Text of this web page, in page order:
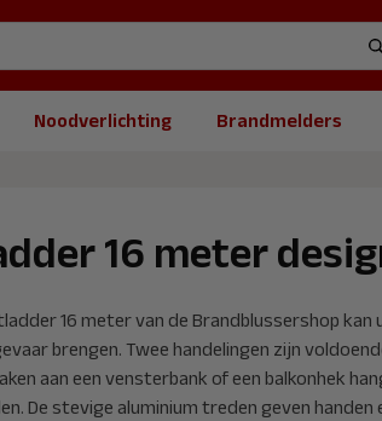
Noodverlichting Brandmelders
16 meter
16 meter van de Brandblussershop kan
brengen. Twee handelingen zijn
aan een vensterbank of een balkonhek
De stevige aluminium treden geven handen